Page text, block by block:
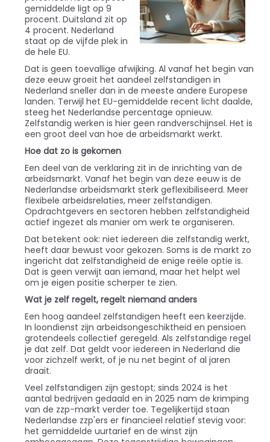
gemiddelde ligt op 9
procent. Duitsland zit op
4 procent. Nederland
staat op de vijfde plek in
de hele EU.
Dat is geen toevallige afwijking. Al vanaf het begin van
deze eeuw groeit het aandeel zelfstandigen in
Nederland sneller dan in de meeste andere Europese
landen. Terwijl het EU-gemiddelde recent licht daalde,
steeg het Nederlandse percentage opnieuw.
Zelfstandig werken is hier geen randverschijnsel. Het is
een groot deel van hoe de arbeidsmarkt werkt.
Hoe dat zo is gekomen
Een deel van de verklaring zit in de inrichting van de
arbeidsmarkt. Vanaf het begin van deze eeuw is de
Nederlandse arbeidsmarkt sterk geflexibiliseerd. Meer
flexibele arbeidsrelaties, meer zelfstandigen.
Opdrachtgevers en sectoren hebben zelfstandigheid
actief ingezet als manier om werk te organiseren.
Dat betekent ook: niet iedereen die zelfstandig werkt,
heeft daar bewust voor gekozen. Soms is de markt zo
ingericht dat zelfstandigheid de enige reële optie is.
Dat is geen verwijt aan iemand, maar het helpt wel
om je eigen positie scherper te zien.
Wat je zelf regelt, regelt niemand anders
Een hoog aandeel zelfstandigen heeft een keerzijde.
In loondienst zijn arbeidsongeschiktheid en pensioen
grotendeels collectief geregeld. Als zelfstandige regel
je dat zelf. Dat geldt voor iedereen in Nederland die
voor zichzelf werkt, of je nu net begint of al jaren
draait.
Veel zelfstandigen zijn gestopt; sinds 2024 is het
aantal bedrijven gedaald en in 2025 nam de krimping
van de zzp-markt verder toe. Tegelijkertijd staan
Nederlandse zzp'ers er financieel relatief stevig voor:
het gemiddelde uurtarief en de winst zijn